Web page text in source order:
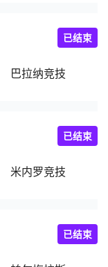
巴拉纳竞技
已结束
米内罗竞技
已结束
已结束